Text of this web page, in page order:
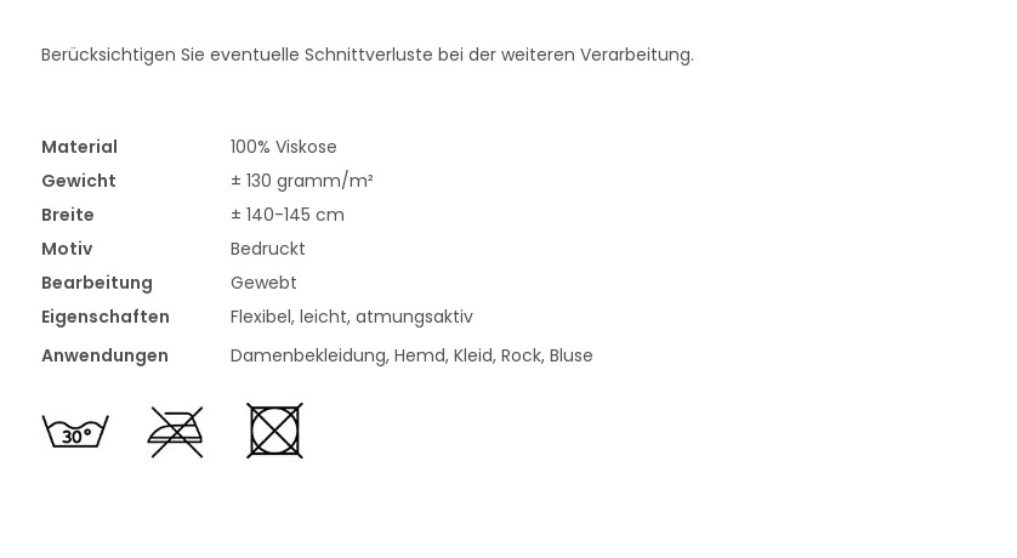
Berücksichtigen Sie eventuelle Schnittverluste bei der weiteren Verarbeitung.
Material
100% Viskose
Gewicht
± 130 gramm/m²
Breite
± 140-145 cm
Motiv
Bedruckt
Bearbeitung
Gewebt
Eigenschaften
Flexibel, leicht, atmungsaktiv
Anwendungen
Damenbekleidung, Hemd, Kleid, Rock, Bluse